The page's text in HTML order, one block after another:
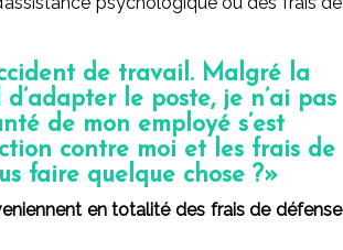
de travail. Malgré la
le poste, je n’ai pas
de mon employé s’est
contre moi et les frais de
faire quelque chose ?»
en totalité des frais de défense